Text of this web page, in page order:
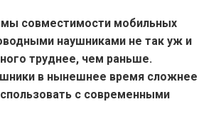
совместимости мобильных
наушниками не так уж и
труднее, чем раньше.
в нынешнее время сложнее
с современными